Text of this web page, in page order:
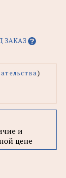
ЗАКАЗ
)
и
цене